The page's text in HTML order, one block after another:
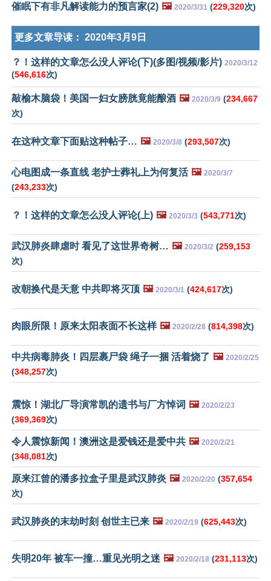
催眠下有非凡解读能力的预言家(2) 🖼️ 2020/3/31 (229,320次)
更多文章导读： 2020年3月9日
？！这样的文章怎么没人评论(下)(多图/视频/影片) 2020/3/12
(546,616次)
敲榆木脑袋！美国一妇女膀胱竟能酿酒 🖼️ 2020/3/9 (234,667
次)
在这种文章下面贴这种帖子… 🖼️ 2020/3/8 (293,507次)
心电图成一条直线 老护士葬礼上为何复活 🖼️ 2020/3/7
(243,233次)
？！这样的文章怎么没人评论(上) 🖼️ 2020/3/3 (543,771次)
武汉肺炎肆虐时 看见了这世界奇树… 🖼️ 2020/3/2 (259,153
次)
改朝换代是天意 中共即将灭顶 🖼️ 2020/3/1 (424,617次)
肉眼所限！原来太阳表面不长这样 🖼️ 2020/2/28 (814,398次)
中共病毒肺炎！四层裹尸袋 绳子一捆 活着烧了 🖼️ 2020/2/25
(348,257次)
震惊！湖北厂导演常凯的遗书与厂方悼词 🖼️ 2020/2/23
(369,369次)
令人震惊新闻！澳洲这是爱钱还是爱中共 🖼️ 2020/2/21
(348,081次)
原来江曾的潘多拉盒子里是武汉肺炎 🖼️ 2020/2/20 (357,654
次)
武汉肺炎的末劫时刻 创世主已来 🖼️ 2020/2/19 (625,443次)
失明20年 被车一撞…重见光明之迷 🖼️ 2020/2/18 (231,113次)